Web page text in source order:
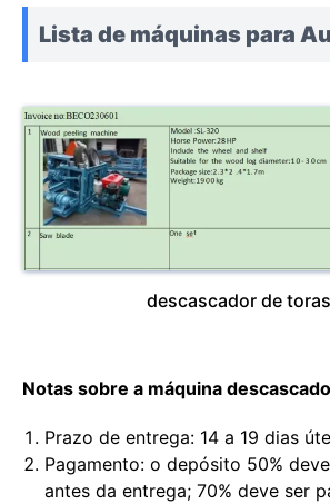
Lista de máquinas para
descascador de
Notas sobre a máquina
Prazo de entrega: 14 a 19 dias
Pagamento: o depósito 50%
antes da entrega; 70% deve ser